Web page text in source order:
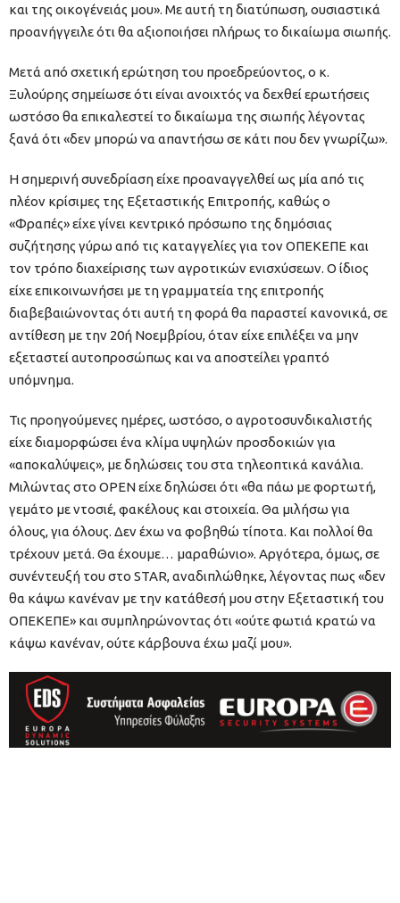
και της οικογένειάς μου». Με αυτή τη διατύπωση, ουσιαστικά
προανήγγειλε ότι θα αξιοποιήσει πλήρως το δικαίωμα σιωπής.
Μετά από σχετική ερώτηση του προεδρεύοντος, ο κ.
Ξυλούρης σημείωσε ότι είναι ανοιχτός να δεχθεί ερωτήσεις
ωστόσο θα επικαλεστεί το δικαίωμα της σιωπής λέγοντας
ξανά ότι «δεν μπορώ να απαντήσω σε κάτι που δεν γνωρίζω».
Η σημερινή συνεδρίαση είχε προαναγγελθεί ως μία από τις
πλέον κρίσιμες της Εξεταστικής Επιτροπής, καθώς ο
«Φραπές» είχε γίνει κεντρικό πρόσωπο της δημόσιας
συζήτησης γύρω από τις καταγγελίες για τον ΟΠΕΚΕΠΕ και
τον τρόπο διαχείρισης των αγροτικών ενισχύσεων. Ο ίδιος
είχε επικοινωνήσει με τη γραμματεία της επιτροπής
διαβεβαιώνοντας ότι αυτή τη φορά θα παραστεί κανονικά, σε
αντίθεση με την 20ή Νοεμβρίου, όταν είχε επιλέξει να μην
εξεταστεί αυτοπροσώπως και να αποστείλει γραπτό
υπόμνημα.
Τις προηγούμενες ημέρες, ωστόσο, ο αγροτοσυνδικαλιστής
είχε διαμορφώσει ένα κλίμα υψηλών προσδοκιών για
«αποκαλύψεις», με δηλώσεις του στα τηλεοπτικά κανάλια.
Μιλώντας στο OPEN είχε δηλώσει ότι «θα πάω με φορτωτή,
γεμάτο με ντοσιέ, φακέλους και στοιχεία. Θα μιλήσω για
όλους, για όλους. Δεν έχω να φοβηθώ τίποτα. Και πολλοί θα
τρέχουν μετά. Θα έχουμε… μαραθώνιο». Αργότερα, όμως, σε
συνέντευξή του στο STAR, αναδιπλώθηκε, λέγοντας πως «δεν
θα κάψω κανέναν με την κατάθεσή μου στην Εξεταστική του
ΟΠΕΚΕΠΕ» και συμπληρώνοντας ότι «ούτε φωτιά κρατώ να
κάψω κανέναν, ούτε κάρβουνα έχω μαζί μου».